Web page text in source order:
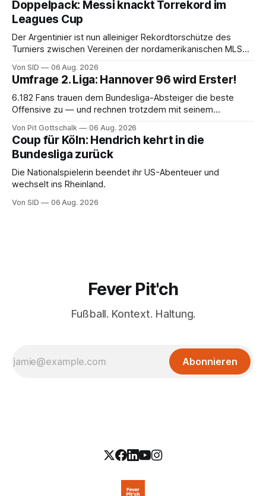
Doppelpack: Messi knackt Torrekord im
Leagues Cup
Der Argentinier ist nun alleiniger Rekordtorschütze des
Turniers zwischen Vereinen der nordamerikanischen MLS
Von SID 06 Aug. 2026
Umfrage 2. Liga: Hannover 96 wird Erster!
6.182 Fans trauen dem Bundesliga-Absteiger die beste
Offensive zu — und rechnen trotzdem mit seinem
Lokalrivale in Niedersachsen.
Von Pit Gottschalk 06 Aug. 2026
Coup für Köln: Hendrich kehrt in die
Bundesliga zurück
Die Nationalspielerin beendet ihr US-Abenteuer und
wechselt ins Rheinland.
Von SID 06 Aug. 2026
Fever Pit'ch
Fußball. Kontext. Haltung.
Abonnieren